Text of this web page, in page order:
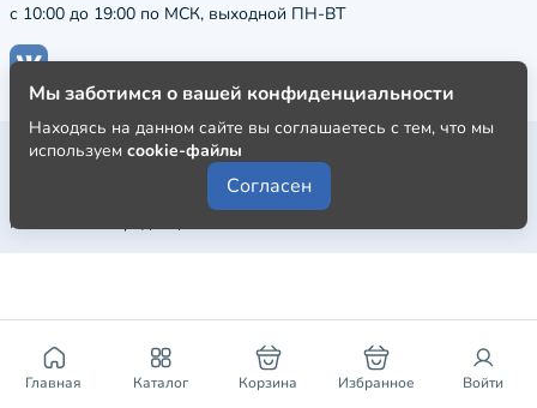
Главная Каталог Корзина Избранное Войти
с 10:00 до 19:00 по МСК, выходной ПН-ВТ
Публичная оферта
Пользовательское соглашение
Политика конфиденциальности
Мы заботимся о вашей конфиденциальности
Находясь на данном сайте вы соглашаетесь с тем, что мы
используем cookie-файлы
Согласен